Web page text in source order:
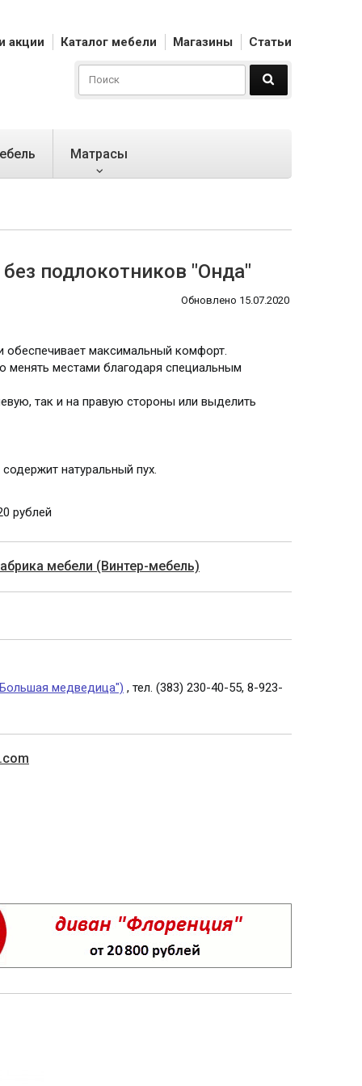
акции Каталог мебели Магазины Статьи
Матрасы
подлокотников "Онда"
Обновлено 15.07.2020
обеспечивает максимальный комфорт.
менять местами благодаря специальным
так и на правую стороны или выделить
натуральный пух.
рублей
мебели (Винтер-мебель)
медведица") , тел. (383) 230-40-55, 8-923-